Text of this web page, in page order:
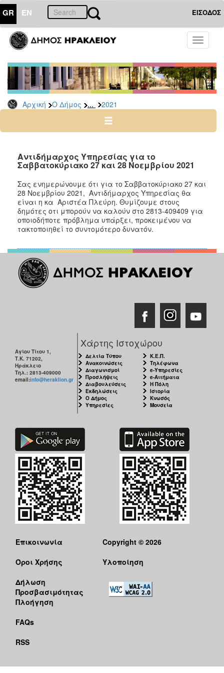
GR EN ΕΙΣΟΔΟΣ
Toggle
Αρχική Ο Δήμος ... 2021
ΔΗΜΟΣ
Δελτία
Τύπου
Αρχείο
2026
2024
2022
2021
2020
2019
2018
2016
2015
2013
ΠΟΛΙΤΙΣΜΟΣ
ΑΝΘΕΚΤΙΚΗ
Αντιδήμαρχος Υπηρεσίας για το
Σαββατοκύριακο 27 και 28 Νοεμβρίου 2021
Σας ενημερώνουμε ότι για το Σαββατοκύριακο 27 και
28 Νοεμβρίου 2021 , Αντιδήμαρχος Υπηρεσίας θα
είναι η κα Αριστέα Πλεύρη. Θυμίζουμε στους
δημότες οτι μπορούν να καλούν στο 2813-409409 για
οποιοδήποτε πρόβλημα υπάρξει, προκειμένου να
τακτοποιηθεί το συντομότερο δυνατόν.
Αγίου Τίτου 1,
Τ.Κ. 71202,
Ηράκλειο
Τηλ.: 2813-409000
email:info@heraklion.gr
Χάρτης Ιστοχώρου
Δελτία Τύπου
Ανακοινώσεις
Διαγωνισμοί
Προσλήψεις
Διαβουλεύσεις
Εκδηλώσεις
Ο Δήμος
Υπηρεσίες
Κ.Ε.Π.
Τηλέφωνα
e-Υπηρεσίες
e-Αιτήματα
Η Πόλη
Ιστορία
Κνωσός
Μουσεία
Επικοινωνία
Όροι Χρήσης
Δήλωση
Προσβασιμότητας
Πλοήγηση
FAQs
RSS
Copyright © 2026
Υλοποίηση